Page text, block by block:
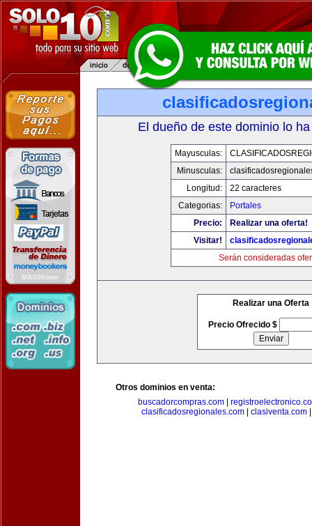
El dueño de este dominio lo
Mayusculas:
Minusculas:
Longitud:
22 caracteres
Categorias:
Portales
Precio:
Realizar una oferta!
Visitar!
Serán consideradas
Realizar una Oferta
Precio Ofrecido $
Otros dominios en venta:
buscadorcompras.com
clasificadosregionales.com| clasiventa.com